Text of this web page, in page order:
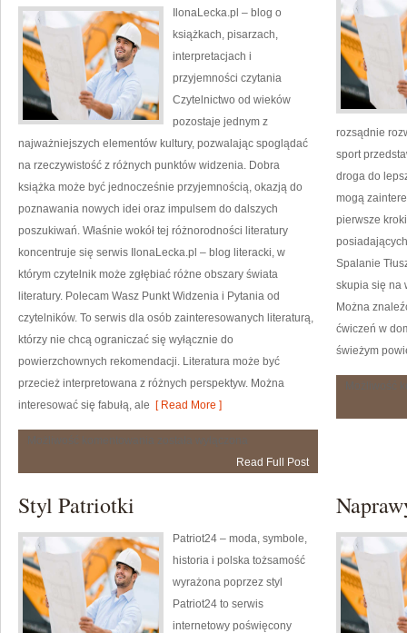
niepotrzebnych
kosztów?
IlonaLecka.pl – blog o
książkach, pisarzach,
interpretacjach i
przyjemności czytania
Czytelnictwo od wieków
pozostaje jednym z
najważniejszych elementów kultury, pozwalając spoglądać
na rzeczywistość z różnych punktów widzenia. Dobra
książka może być jednocześnie przyjemnością, okazją do
poznawania nowych idei oraz impulsem do dalszych
poszukiwań. Właśnie wokół tej różnorodności literatury
koncentruje się serwis IlonaLecka.pl – blog literacki, w
którym czytelnik może zgłębiać różne obszary świata
literatury. Polecam Wasz Punkt Widzenia i Pytania od
czytelników. To serwis dla osób zainteresowanych literaturą,
którzy nie chcą ograniczać się wyłącznie do
powierzchownych rekomendacji. Literatura może być
przecież interpretowana z różnych perspektyw. Można
interesować się fabułą, ale [ Read More ]
Read Full Post
rozsądnie
sport
droga do
mogą
pierwsze
Spalanie
skupia się na
Można
ćwiczeń w
świeżym
Styl Patriotki
Patriot24 – moda, symbole,
historia i polska tożsamość
wyrażona poprzez styl
Patriot24 to serwis
internetowy poświęcony